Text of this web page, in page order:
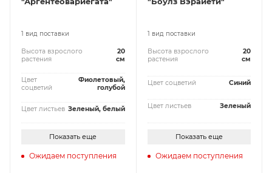
1 вид поставки
Высота взрослого
растения
20
см
Цвет
соцветий
Фиолетовый,
голубой
Цвет листьев Зеленый, белый
Показать еще
Ожидаем поступления
1 вид поставки
Высота взрослого
растения
20
см
Цвет соцветий Синий
Цвет листьев Зеленый
Показать еще
Ожидаем поступления